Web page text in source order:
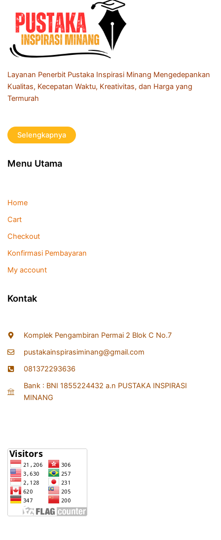
Layanan Penerbit Pustaka Inspirasi Minang Mengedepankan
Kualitas, Kecepatan Waktu, Kreativitas, dan Harga yang
Termurah
Selengkapnya
Menu Utama
Home
Cart
Checkout
Konfirmasi Pembayaran
My account
Kontak
Komplek Pengambiran Permai 2 Blok C No.7
pustakainspirasiminang@gmail.com
081372293636
Bank : BNI 1855224432 a.n PUSTAKA INSPIRASI
MINANG